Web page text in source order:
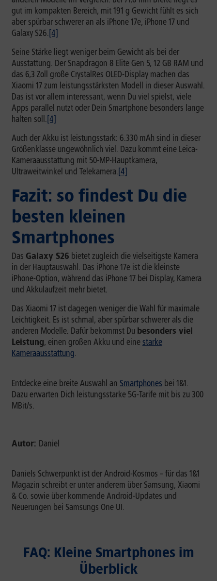
gut im kompakten Bereich, mit 191 g Gewicht fühlt es sich
aber spürbar schwerer an als iPhone 17e, iPhone 17 und
Galaxy S26.[4]
Seine Stärke liegt weniger beim Gewicht als bei der
Ausstattung. Der Snapdragon 8 Elite Gen 5, 12 GB RAM und
das 6,3 Zoll große CrystalRes OLED-Display machen das
Xiaomi 17 zum leistungsstärksten Modell in dieser Auswahl.
Das ist vor allem interessant, wenn Du viel spielst, viele
Apps parallel nutzt oder Dein Smartphone besonders lange
halten soll.[4]
Auch der Akku ist leistungsstark: 6.330 mAh sind in dieser
Größenklasse ungewöhnlich viel. Dazu kommt eine Leica-
Kameraausstattung mit 50-MP-Hauptkamera,
Ultraweitwinkel und Telekamera.[4]
Fazit: so findest Du die
besten kleinen
Smartphones
Das Galaxy S26 bietet zugleich die vielseitigste Kamera
in der Hauptauswahl. Das iPhone 17e ist die kleinste
iPhone-Option, während das iPhone 17 bei Display, Kamera
und Akkulaufzeit mehr bietet.
Das Xiaomi 17 ist dagegen weniger die Wahl für maximale
Leichtigkeit. Es ist schmal, aber spürbar schwerer als die
anderen Modelle. Dafür bekommst Du besonders viel
Leistung, einen großen Akku und einestarke
Kameraausstattung.
Entdecke eine breite Auswahl an Smartphones bei 1&1.
Dazu erwarten Dich leistungsstarke 5G-Tarife mit bis zu 300
MBit/s.
Autor: Daniel
Daniels Schwerpunkt ist der Android-Kosmos – für das 1&1
Magazin schreibt er unter anderem über Samsung, Xiaomi
& Co. sowie über kommende Android-Updates und
Neuerungen bei Samsungs One UI.
FAQ: Kleine Smartphones im
Überblick